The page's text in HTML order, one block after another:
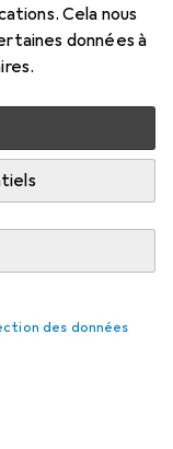
Cela nous
données à
des données
charge des
de